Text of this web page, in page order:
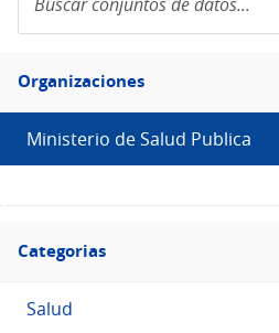
conjuntos
de
Filtro
Organizaciones
Organizaciones
Ministerio de Salud Publica
Filtro
Categorias
Categorias
Salud